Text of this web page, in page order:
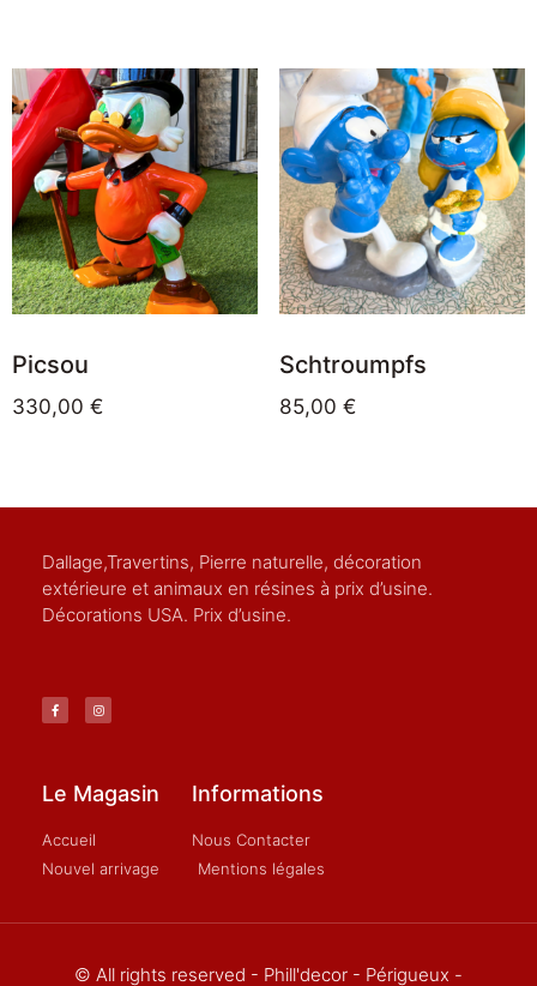
Picsou
330,00 €
Schtroumpfs
85,00 €
Dallage,Travertins, Pierre naturelle, décoration
extérieure et animaux en résines à prix d’usine.
Décorations USA. Prix d’usine.
Le Magasin
Accueil
Nouvel arrivage
Informations
Nous Contacter
Mentions légales
© All rights reserved - Phill'decor - Périgueux -